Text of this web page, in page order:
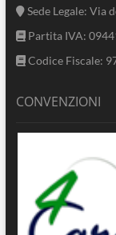
Sede Legale: Via
Partita IVA:
Codice Fiscale:
CONVENZIONI